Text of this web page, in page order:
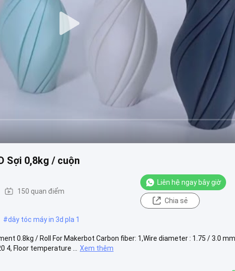
Sợi 0,8kg / cuộn
150 quan điểm
Liên hệ ngay bây giờ
Chia sẻ
#dây tóc máy in 3d pla 1
0.8kg / Roll For Makerbot Carbon fiber: 1,Wire diameter : 1.75 / 3.0
4, Floor temperature ...
Xem thêm